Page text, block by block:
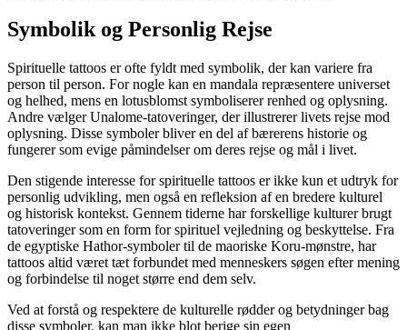
Symbolik og Personlig Rejse
Spirituelle tattoos er ofte fyldt med symbolik, der kan variere fra
person til person. For nogle kan en mandala repræsentere universet
og helhed, mens en lotusblomst symboliserer renhed og oplysning.
Andre vælger Unalome-tatoveringer, der illustrerer livets rejse mod
oplysning. Disse symboler bliver en del af bærerens historie og
fungerer som evige påmindelser om deres rejse og mål i livet.
Den stigende interesse for spirituelle tattoos er ikke kun et udtryk for
personlig udvikling, men også en refleksion af en bredere kulturel
og historisk kontekst. Gennem tiderne har forskellige kulturer brugt
tatoveringer som en form for spirituel vejledning og beskyttelse. Fra
de egyptiske Hathor-symboler til de maoriske Koru-mønstre, har
tattoos altid været tæt forbundet med menneskers søgen efter mening
og forbindelse til noget større end dem selv.
Ved at forstå og respektere de kulturelle rødder og betydninger bag
disse symboler, kan man ikke blot berige sin egen